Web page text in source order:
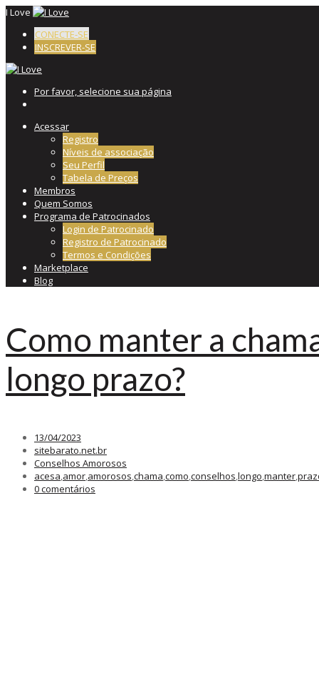
I Love
CONECTE-SE
INSCREVER-SE
Por favor, selecione sua página
Acessar
Registro
Níveis de associação
Seu Perfil
Tabela de Preços
Membros
Quem Somos
Programa de Patrocinados
Login de Patrocinado
Registro de Patrocinado
Termos e Condições
Marketplace
Blog
Como manter a
longo prazo?
13/04/2023
sitebarato.net.br
Conselhos Amorosos
acesa,amor,amorosos,chama,como,conselhos,longo,manter,
0 comentários